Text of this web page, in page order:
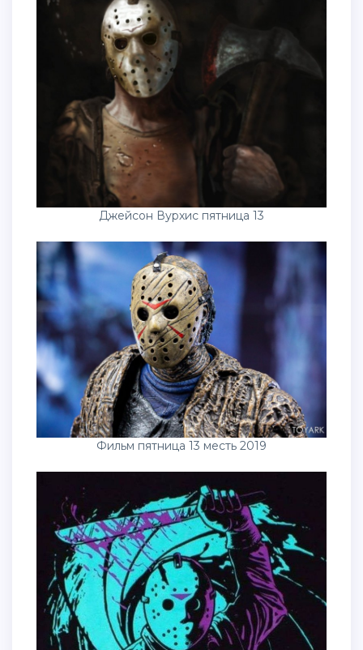
Джейсон Вурхис пятница 13
Фильм пятница 13 месть 2019